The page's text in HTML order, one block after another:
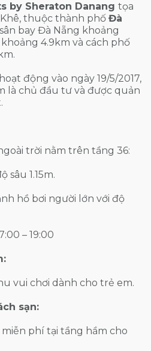
by Sheraton Danang tọa
thuộc thành phố Đà
bay Đà Nẵng khoảng
4.9km và cách phố
động vào ngày 19/5/2017,
là chủ đầu tư và được quản
trời nằm trên tầng 36:
sâu 1.15m.
hồ bơi người lớn với độ
– 19:00
vui chơi dành cho trẻ em.
sạn:
miễn phí tại tầng hầm cho